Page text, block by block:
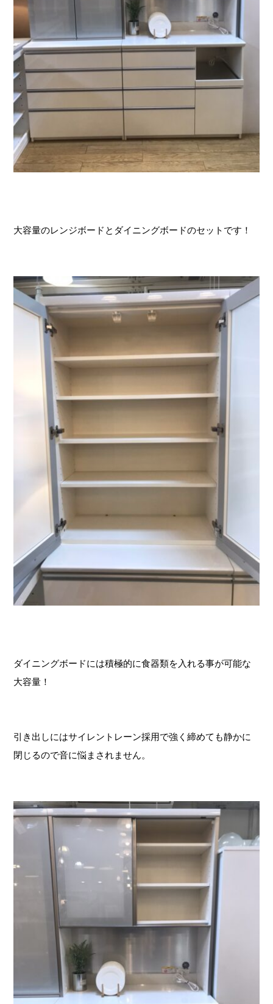
大容量のレンジボードとダイニングボードのセットです！
ダイニングボードには積極的に食器類を入れる事が可能な
大容量！
引き出しにはサイレントレーン採用で強く締めても静かに
閉じるので音に悩まされません。